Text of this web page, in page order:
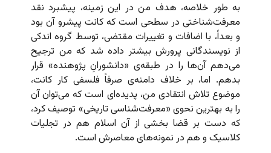
به طور خلاصه، هدف من در این زمینه، پیشبرد نقد
معرفت‌شناختی در سطحی است که کانت پیشرو آن بود
و بعداً، با اضافات و تغییرات مقتضی، توسط گروه اندکی
از نویسندگانی پرورش بیشتر داده شد که من ترجیح
می‌دهم آن‌ها را در طبقه‌ی «دانشورانِ پژوهنده» قرار
بدهم. اما، بر خلاف دامنه‌ی صرفاً فلسفی کار کانت،
موضوع تلاش انتقادی من، پدیده‌ای است که می‌توان آن
را به بهترین نحوی «معرفت‌شناسی تاریخی» توصیف کرد،
که دست بر قضا بخشی از آن اسلام هم در تجلیات
کلاسیک و هم در نمونه‌های معاصرش است.